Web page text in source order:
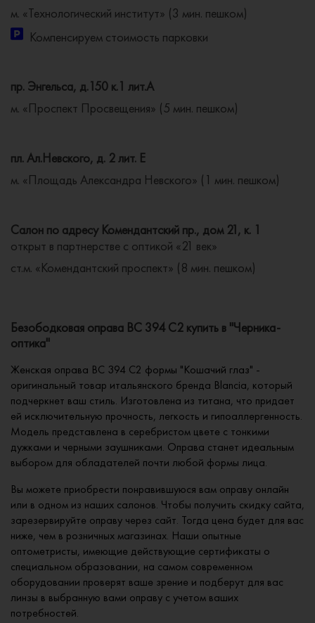
м. «Технологический институт» (3 мин. пешком)
Компенсируем стоимость парковки
пр. Энгельса, д.150 к.1 лит.А
м. «Проспект Просвещения» (5 мин. пешком)
пл. Ал.Невского, д. 2 лит. Е
м. «Площадь Александра Невского» (1 мин. пешком)
Салон по адресу Комендантский пр., дом 21, к. 1
открыт в партнерстве с оптикой «21 век»
ст.м. «Комендантский проспект» (8 мин. пешком)
Безободковая оправа BC 394 C2 купить в "Черника-
оптика"
Женская оправа BC 394 C2 формы "Кошачий глаз" -
оригинальный товар итальянского бренда Blancia, который
подчеркнет ваш стиль. Изготовлена из титана, что придает
ей исключительную прочность, легкость и гипоаллергенность.
Модель представлена в серебристом цвете с тонкими
дужками и черными заушниками. Оправа станет идеальным
выбором для обладателей почти любой формы лица.
Вы можете приобрести понравившуюся вам оправу онлайн
или в одном из наших салонов. Чтобы получить скидку сайта,
зарезервируйте оправу через сайт. Тогда цена будет для вас
ниже, чем в розничных магазинах. Наши опытные
оптометристы, имеющие действующие сертификаты о
специальном образовании, на самом современном
оборудовании проверят ваше зрение и подберут для вас
линзы в выбранную вами оправу с учетом ваших
потребностей.